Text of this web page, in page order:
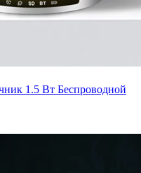
1.5 Вт Беспроводной